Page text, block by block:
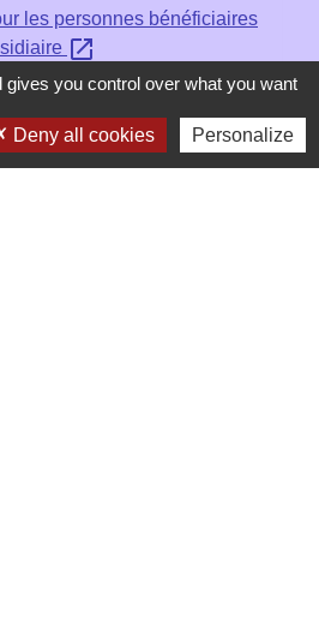
les personnes bénéficiaires
open_in_new
des réfugiés et apatrides (Ofpra)
les personnes reconnues
you control over what you want
Deny all cookies Personalize